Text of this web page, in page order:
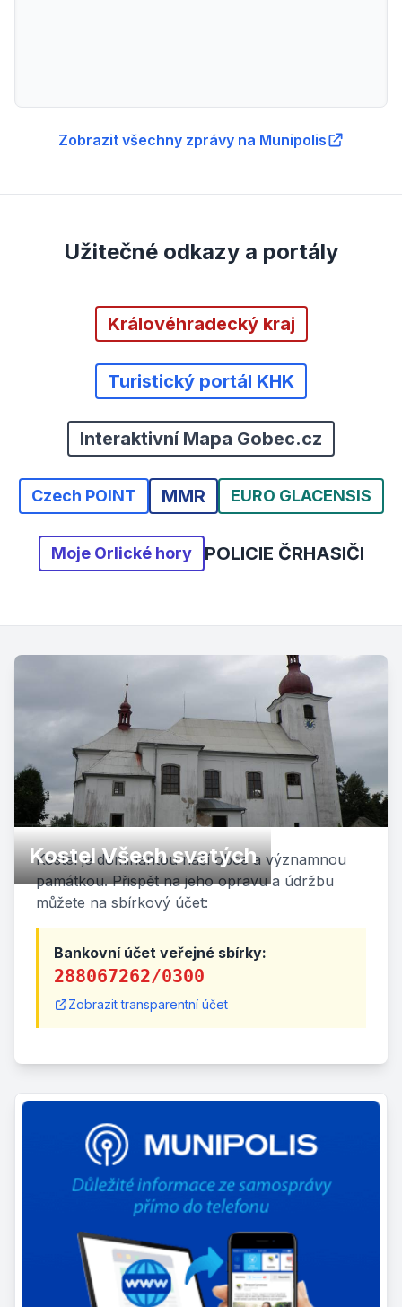
Zobrazit všechny zprávy na Munipolis
Užitečné odkazy a portály
Královéhradecký kraj
Turistický portál KHK
Interaktivní Mapa Gobec.cz
Czech POINT MMR EURO GLACENSIS
Moje Orlické hory POLICIE ČRHASIČI
Kostel Všech svatých
Kostel je dominantou naší obce a významnou
památkou. Přispět na jeho opravu a údržbu
můžete na sbírkový účet:
Bankovní účet veřejné sbírky:
288067262/0300
Zobrazit transparentní účet